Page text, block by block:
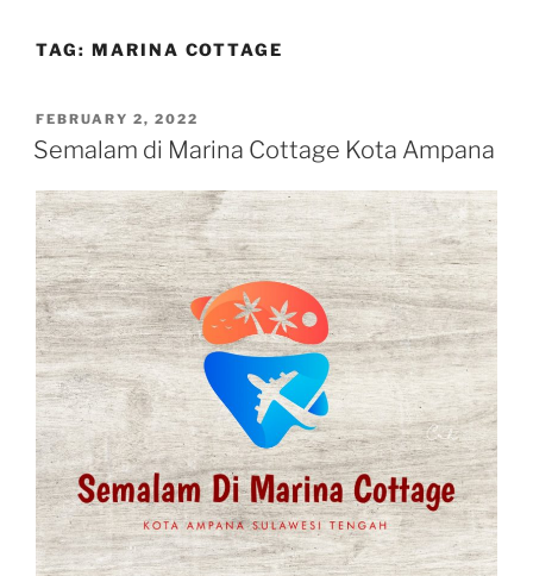
TAG: MARINA COTTAGE
POSTED
ON
FEBRUARY 2, 2022
Semalam di Marina Cottage Kota Ampana